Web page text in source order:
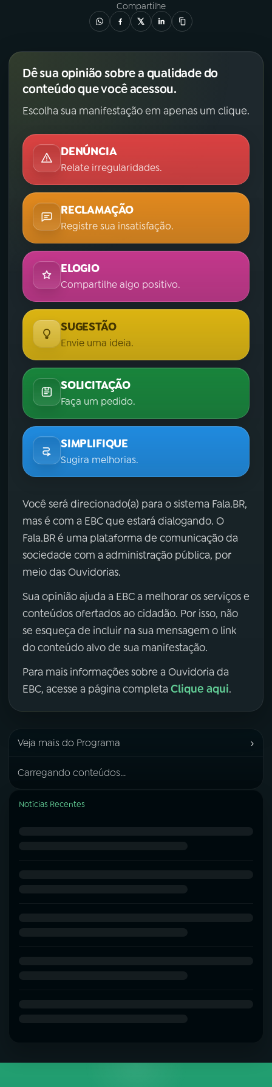
Facebook
Instagram X
TikTok
Compartilhe
Dê sua opinião sobre a qualidade do
conteúdo que você acessou.
Escolha sua manifestação em apenas um clique.
DENÚNCIA
Relate irregularidades.
RECLAMAÇÃO
Registre sua insatisfação.
ELOGIO
Compartilhe algo positivo.
SUGESTÃO
Envie uma ideia.
SOLICITAÇÃO
Faça um pedido.
SIMPLIFIQUE
Sugira melhorias.
Você será direcionado(a) para o sistema Fala.BR,
mas é com a EBC que estará dialogando. O
Fala.BR é uma plataforma de comunicação da
sociedade com a administração pública, por
meio das Ouvidorias.
Sua opinião ajuda a EBC a melhorar os serviços e
conteúdos ofertados ao cidadão. Por isso, não
se esqueça de incluir na sua mensagem o link
do conteúdo alvo de sua manifestação.
Para mais informações sobre a Ouvidoria da
EBC, acesse a página completa Clique aqui.
Veja mais do Programa ›
Carregando conteúdos...
Notícias Recentes